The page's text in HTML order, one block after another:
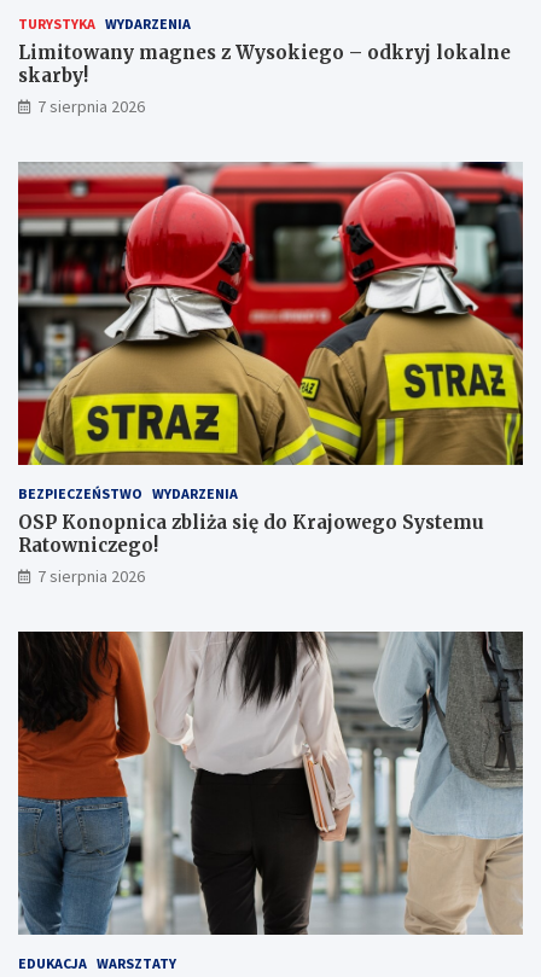
e
c
z
n
a
y
ż
s
z
ą
l
c
z
b
ą
a
a
ż
e
r
!
k
a
r
b
y
TURYSTYKA WYDARZENIA
Limitowany magnes z Wysokiego – odkryj lokalne
skarby!
7 sierpnia 2026
BEZPIECZEŃSTWO WYDARZENIA
OSP Konopnica zbliża się do Krajowego Systemu
Ratowniczego!
7 sierpnia 2026
EDUKACJA WARSZTATY